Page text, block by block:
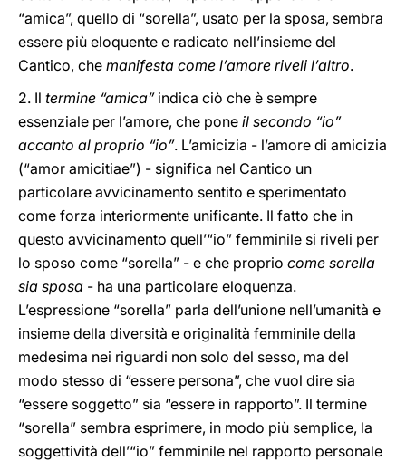
“amica”, quello di “sorella”, usato per la sposa, sembra
essere più eloquente e radicato nell’insieme del
Cantico, che manifesta come l’amore riveli l’altro.
2. Il termine “amica”indica ciò che è sempre
essenziale per l’amore, che pone il secondo “io”
accanto al proprio “io”. L’amicizia - l’amore di amicizia
(“amor amicitiae”) - significa nel Cantico un
particolare avvicinamento sentito e sperimentato
come forza interiormente unificante. Il fatto che in
questo avvicinamento quell’“io” femminile si riveli per
lo sposo come “sorella” - e che proprio come sorella
sia sposa - ha una particolare eloquenza.
L’espressione “sorella” parla dell’unione nell’umanità e
insieme della diversità e originalità femminile della
medesima nei riguardi non solo del sesso, ma del
modo stesso di “essere persona”, che vuol dire sia
“essere soggetto” sia “essere in rapporto”. Il termine
“sorella” sembra esprimere, in modo più semplice, la
soggettività dell’“io” femminile nel rapporto personale